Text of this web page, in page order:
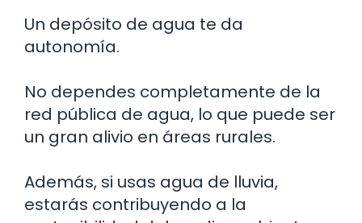
Un depósito de agua te da
autonomía.
No dependes completamente de la
red pública de agua, lo que puede ser
un gran alivio en áreas rurales.
Además, si usas agua de lluvia,
estarás contribuyendo a la